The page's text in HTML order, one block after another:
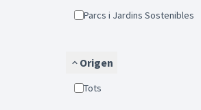
Parcs i Jardins Sostenibles
Origen
Tots